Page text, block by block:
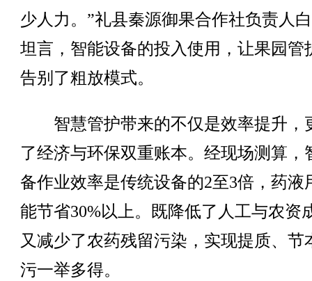
少人力。”礼县秦源御果合作社负责人
坦言，智能设备的投入使用，让果园管
告别了粗放模式。
智慧管护带来的不仅是效率提升，
了经济与环保双重账本。经现场测算，
备作业效率是传统设备的2至3倍，药液
能节省30%以上。既降低了人工与农资
又减少了农药残留污染，实现提质、节
污一举多得。